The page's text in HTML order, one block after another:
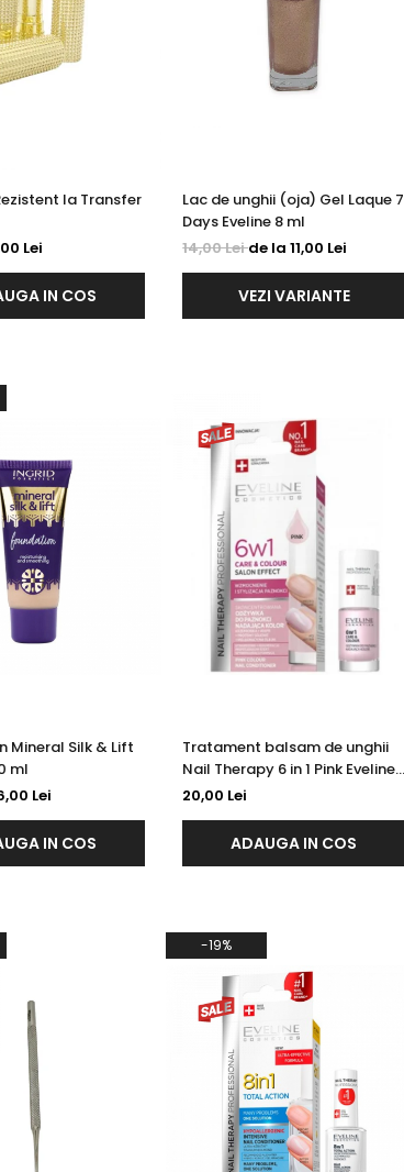
la Transfer
Lei
IN COS
Lac de unghii (oja) Gel Laque 7
Days Eveline 8 ml
14,00 Leide la 11,00 Lei
VEZI VARIANTE
Mineral Silk & Lift
ml
Lei
IN COS
Tratament balsam de unghii
Nail Therapy 6 in 1 Pink Eveline
5 ml
20,00 Lei
ADAUGA IN COS
-19%